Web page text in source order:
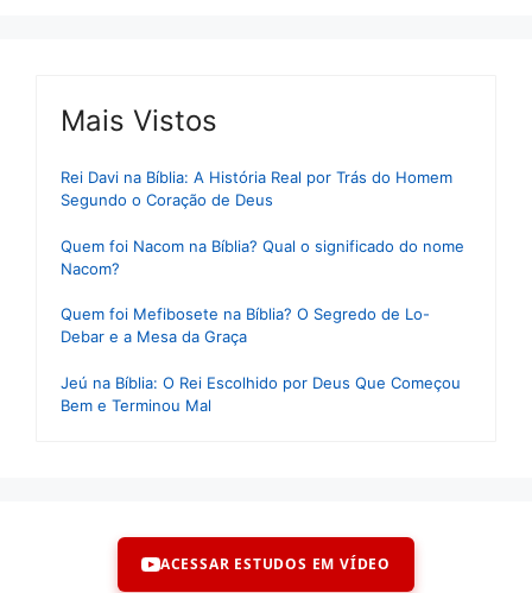
Mais Vistos
Rei Davi na Bíblia: A História Real por Trás do Homem
Segundo o Coração de Deus
Quem foi Nacom na Bíblia? Qual o significado do nome
Nacom?
Quem foi Mefibosete na Bíblia? O Segredo de Lo-
Debar e a Mesa da Graça
Jeú na Bíblia: O Rei Escolhido por Deus Que Começou
Bem e Terminou Mal
ACESSAR ESTUDOS EM VÍDEO